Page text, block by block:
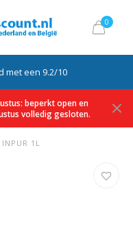
0
met een 9.2/10
beperkt open en
volledig gesloten.
1L